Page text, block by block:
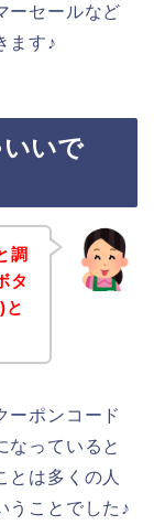
ーセールなど
ます♪
いで
調
タ
と
ーポンコード
なっていると
とは多くの人
うことでした♪